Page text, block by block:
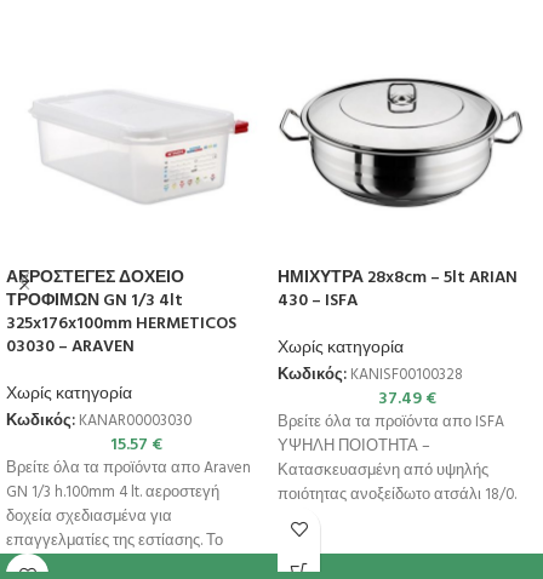
ΑΕΡΟΣΤΕΓΕΣ ΔΟΧΕΙΟ
ΤΡΟΦΙΜΩΝ GN 1/3 4lt
325x176x100mm HERMETICOS
03030 – ARAVEN
Χωρίς κατηγορία
Κωδικός: KANAR00003030
15.57 €
Βρείτε όλα τα προϊόντα απο Araven
GN 1/3 h.100mm 4 lt. αεροστεγή
δοχεία σχεδιασμένα για
επαγγελματίες της εστίασης. Το
αεροστεγές
ΗΜΙΧΥΤΡΑ 28x8cm – 5lt ARIAN
430 – ISFA
Χωρίς κατηγορία
Κωδικός: KANISF00100328
37.49€
Βρείτε όλα τα προϊόντα απο ISFA
ΥΨΗΛΗ ΠΟΙΟΤΗΤΑ –
Κατασκευασμένη από υψηλής
ποιότητας ανοξείδωτο ατσάλι 18/0.
ΣΥΜΒΑΤΟΤΗΤΑ – Κατάλληλη για